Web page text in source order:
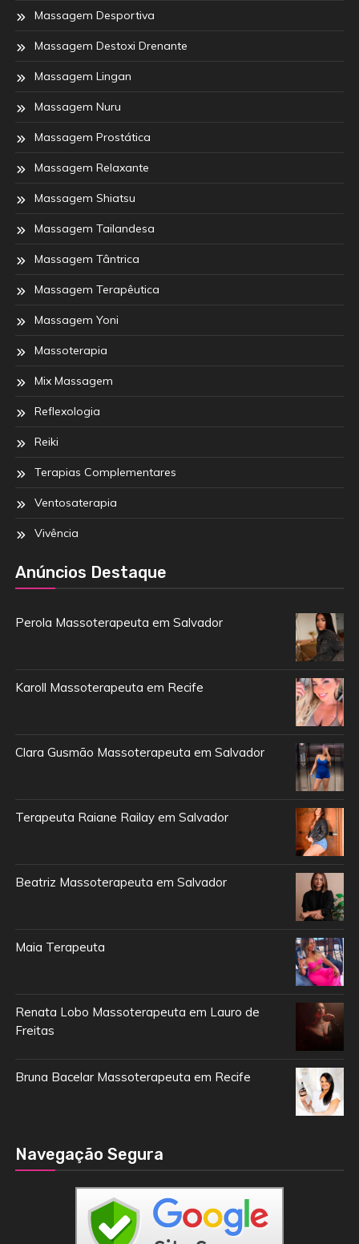
Massagem Desportiva
Massagem Destoxi Drenante
Massagem Lingan
Massagem Nuru
Massagem Prostática
Massagem Relaxante
Massagem Shiatsu
Massagem Tailandesa
Massagem Tântrica
Massagem Terapêutica
Massagem Yoni
Massoterapia
Mix Massagem
Reflexologia
Reiki
Terapias Complementares
Ventosaterapia
Vivência
Anúncios Destaque
Perola Massoterapeuta em Salvador
Karoll Massoterapeuta em Recife
Clara Gusmão Massoterapeuta em Salvador
Terapeuta Raiane Railay em Salvador
Beatriz Massoterapeuta em Salvador
Maia Terapeuta
Renata Lobo Massoterapeuta em Lauro de
Freitas
Bruna Bacelar Massoterapeuta em Recife
Navegação Segura